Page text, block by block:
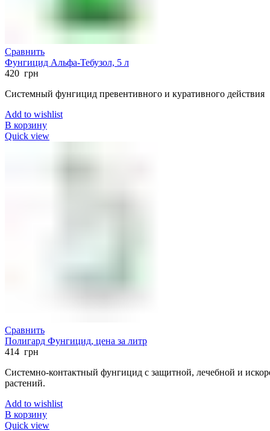
Сравнить
Фунгицид Альфа-Тебузол, 5 л
420 грн
Системный фунгицид превентивного и куративного действия
Add to wishlist
В корзину
Quick view
Сравнить
Полигард Фунгицид, цена за литр
414 грн
Системно-контактный фунгицид с защитной, лечебной и
растений.
Add to wishlist
В корзину
Quick view